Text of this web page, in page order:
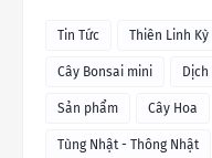
Tin Tức Thiên Linh Kỳ
Cây Bonsai mini Dịch
Sản phẩm Cây Hoa
Tùng Nhật - Thông Nhật